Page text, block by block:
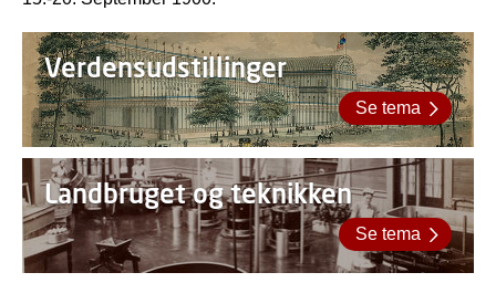
Verdensudstillinger
Se tema
Landbruget og teknikken
Se tema